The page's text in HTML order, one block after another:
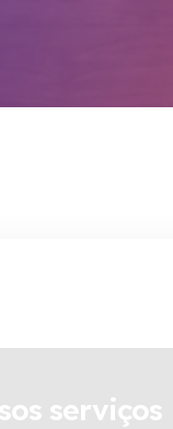
serviços